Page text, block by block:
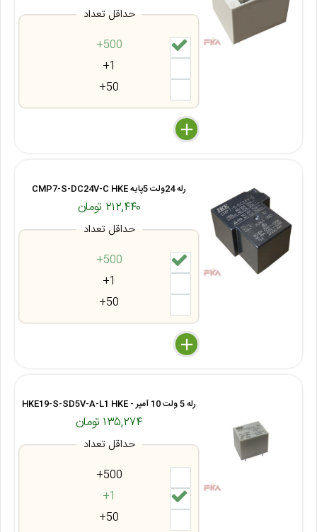
حداقل تعداد
500+
1+
50+
delete
remove
add
رله 24ولت 5پایه CMP7-S-DC24V-C HKE
۲۱۲,۴۴۰ تومان
حداقل تعداد
500+
1+
50+
delete
remove
add
رله 5 ولت 10 آمپر - HKE19-S-SD5V-A-L1 HKE
۱۳۵,۲۷۴ تومان
حداقل تعداد
500+
1+
50+